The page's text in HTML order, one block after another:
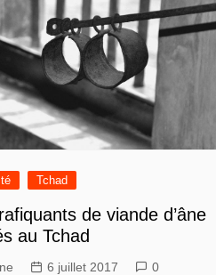
Tchad
de viande d’âne
au Tchad
6 juillet 2017 0